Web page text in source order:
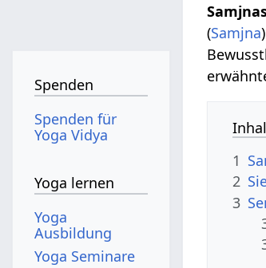
(Samjna
1
2
3
Spenden
Spenden für
Yoga Vidya
Yoga lernen
Yoga
Ausbildung
Yoga Seminare